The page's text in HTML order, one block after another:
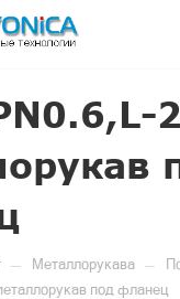
— Металлорукава —
под фланец